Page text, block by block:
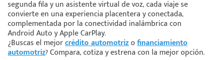
segunda fila y un asistente virtual de voz, cada viaje se
convierte en una experiencia placentera y conectada,
complementada por la conectividad inalámbrica con
Android Auto y Apple CarPlay.
¿Buscas el mejorcrédito automotrizofinanciamiento
automotriz? Compara, cotiza y estrena con la mejor opción.
más
estoy viendo 😀